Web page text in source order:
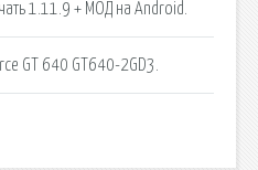
1.11.9 + МОД на Android.
GT 640 GT640-2GD3.